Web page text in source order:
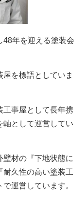
48年を迎える塗装会
を標語としていま
工事屋として長年携
軸として運営してい
材の『下地状態に
久性の高い塗装工
運営しています。